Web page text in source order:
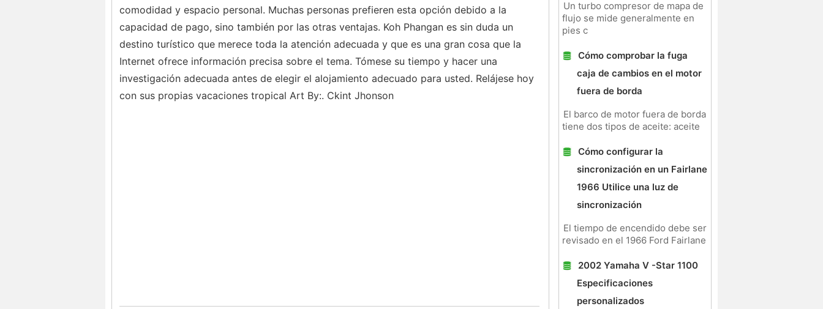
comodidad y espacio personal. Muchas personas prefieren esta opción debido a la
capacidad de pago, sino también por las otras ventajas. Koh Phangan es sin duda un
destino turístico que merece toda la atención adecuada y que es una gran cosa que la
Internet ofrece información precisa sobre el tema. Tómese su tiempo y hacer una
investigación adecuada antes de elegir el alojamiento adecuado para usted. Relájese hoy
con sus propias vacaciones tropical Art By:. Ckint Jhonson
Un turbo compresor de mapa de
flujo se mide generalmente en
pies c
Cómo comprobar la fuga
caja de cambios en el motor
fuera de borda
El barco de motor fuera de borda
tiene dos tipos de aceite: aceite
Cómo configurar la
sincronización en un Fairlane
1966 Utilice una luz de
sincronización
El tiempo de encendido debe ser
revisado en el 1966 Ford Fairlane
2002 Yamaha V -Star 1100
Especificaciones
personalizados